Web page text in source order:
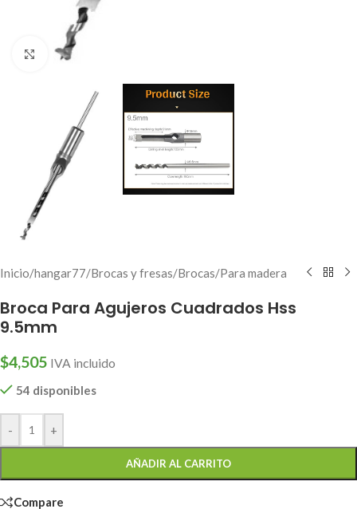
Click to enlarge
Inicio/hangar77/Brocas y fresas/Brocas/Para madera
Broca Para Agujeros Cuadrados Hss
9.5mm
$4,505 IVA incluido
54 disponibles
- +
AÑADIR AL CARRITO
Compare